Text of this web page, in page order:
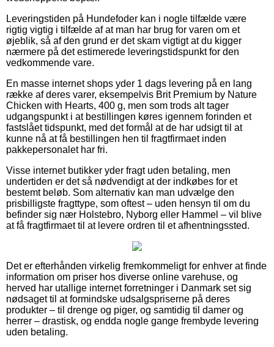
Leveringstiden på Hundefoder kan i nogle tilfælde være
rigtig vigtig i tilfælde af at man har brug for varen om et
øjeblik, så af den grund er det skam vigtigt at du kigger
nærmere på det estimerede leveringstidspunkt for den
vedkommende vare.
En masse internet shops yder 1 dags levering på en lang
række af deres varer, eksempelvis Brit Premium by Nature
Chicken with Hearts, 400 g, men som trods alt tager
udgangspunkt i at bestillingen køres igennem forinden et
fastslået tidspunkt, med det formål at de har udsigt til at
kunne nå at få bestillingen hen til fragtfirmaet inden
pakkepersonalet har fri.
Visse internet butikker yder fragt uden betaling, men
undertiden er det så nødvendigt at der indkøbes for et
bestemt beløb. Som alternativ kan man udvælge den
prisbilligste fragttype, som oftest – uden hensyn til om du
befinder sig nær Holstebro, Nyborg eller Hammel – vil blive
at få fragtfirmaet til at levere ordren til et afhentningssted.
Det er efterhånden virkelig fremkommeligt for enhver at finde
information om priser hos diverse online varehuse, og
herved har utallige internet forretninger i Danmark set sig
nødsaget til at formindske udsalgspriserne på deres
produkter – til drenge og piger, og samtidig til damer og
herrer – drastisk, og endda nogle gange frembyde levering
uden betaling.